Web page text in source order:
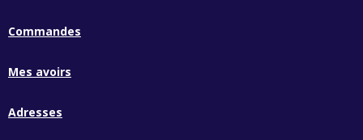
Commandes
Mes avoirs
Adresses